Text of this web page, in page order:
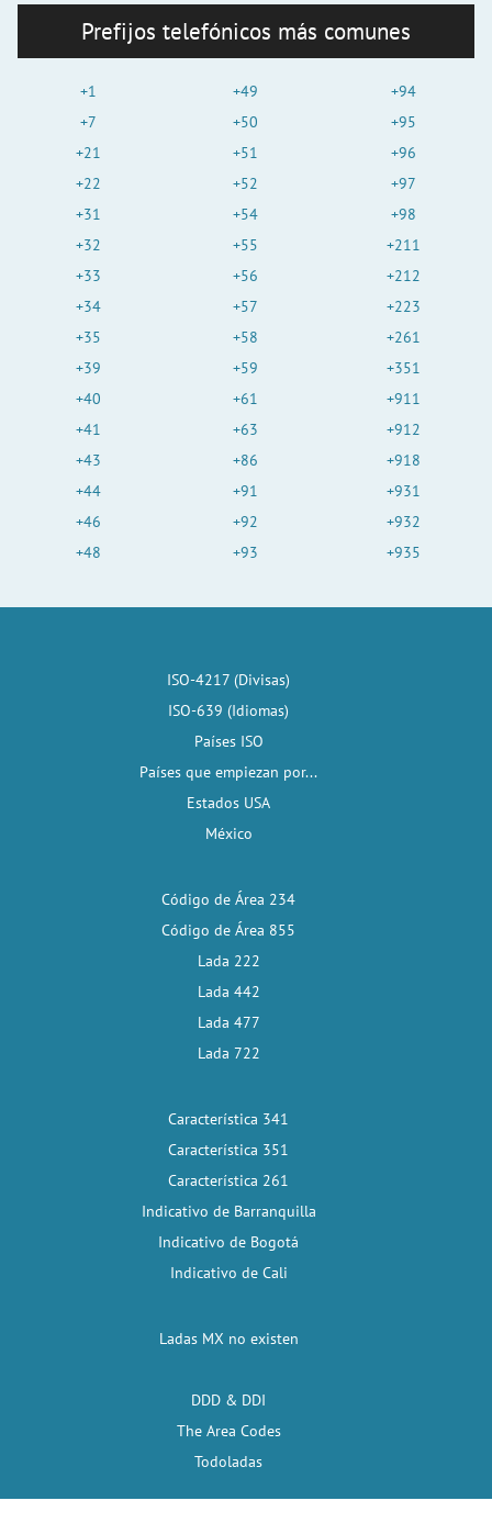
Prefijos telefónicos más comunes
+1
+7
+21
+22
+31
+32
+33
+34
+35
+39
+40
+41
+43
+44
+46
+48
+49
+50
+51
+52
+54
+55
+56
+57
+58
+59
+61
+63
+86
+91
+92
+93
+94
+95
+96
+97
+98
+211
+212
+223
+261
+351
+911
+912
+918
+931
+932
+935
ISO-4217 (Divisas)
ISO-639 (Idiomas)
Países ISO
Países que empiezan por...
Estados USA
México
Código de Área 234
Código de Área 855
Lada 222
Lada 442
Lada 477
Lada 722
Característica 341
Característica 351
Característica 261
Indicativo de Barranquilla
Indicativo de Bogotá
Indicativo de Cali
Ladas MX no existen
DDD & DDI
The Area Codes
Todoladas